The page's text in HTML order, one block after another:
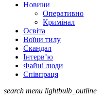
Новини
Оперативно
Кримінал
Освіта
Воїни тилу
Скандал
Інтерв’ю
Файні люди
Співпраця
search menu lightbulb_outline